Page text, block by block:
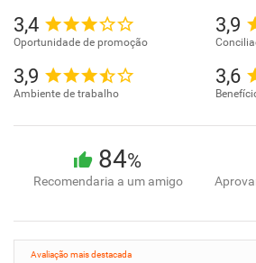
3,4
Oportunidade de promoção
3,9
3,9
Ambiente de trabalho
3,6
84%
Recomendaria a um amigo
Avaliação mais destacada